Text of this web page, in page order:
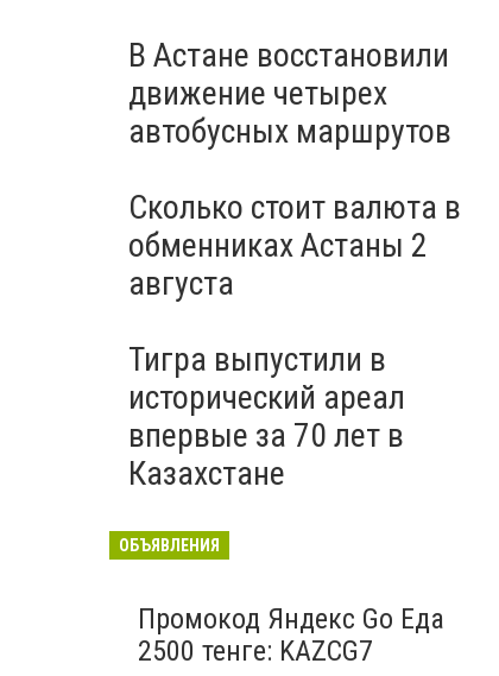
В Астане восстановили
движение четырех
автобусных маршрутов
Сколько стоит валюта в
обменниках Астаны 2
августа
Тигра выпустили в
исторический ареал
впервые за 70 лет в
Казахстане
ОБЪЯВЛЕНИЯ
Промокод Яндекс Go Еда
2500 тенге: KAZCG7